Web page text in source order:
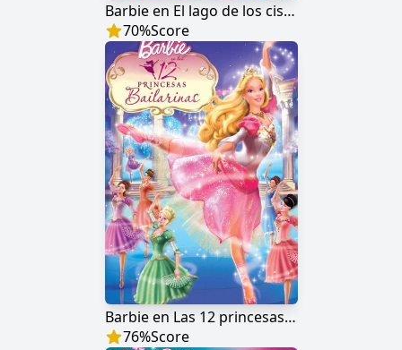
Barbie en El lago de los cisnes
70%Score
Barbie en Las 12 princesas bailarinas
76%Score